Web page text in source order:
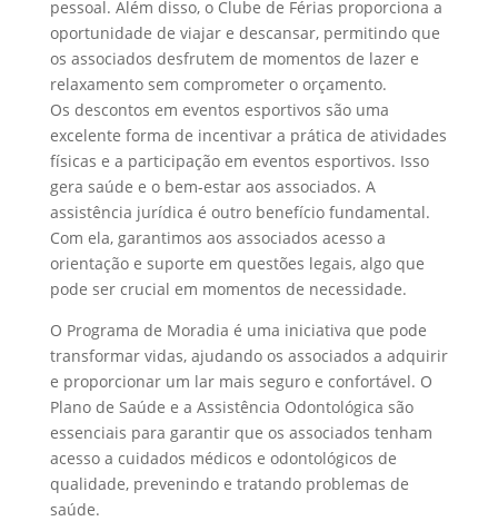
pessoal. Além disso, o Clube de Férias proporciona a
oportunidade de viajar e descansar, permitindo que
os associados desfrutem de momentos de lazer e
relaxamento sem comprometer o orçamento.
Os descontos em eventos esportivos são uma
excelente forma de incentivar a prática de atividades
físicas e a participação em eventos esportivos. Isso
gera saúde e o bem-estar aos associados. A
assistência jurídica é outro benefício fundamental.
Com ela, garantimos aos associados acesso a
orientação e suporte em questões legais, algo que
pode ser crucial em momentos de necessidade.
O Programa de Moradia é uma iniciativa que pode
transformar vidas, ajudando os associados a adquirir
e proporcionar um lar mais seguro e confortável. O
Plano de Saúde e a Assistência Odontológica são
essenciais para garantir que os associados tenham
acesso a cuidados médicos e odontológicos de
qualidade, prevenindo e tratando problemas de
saúde.